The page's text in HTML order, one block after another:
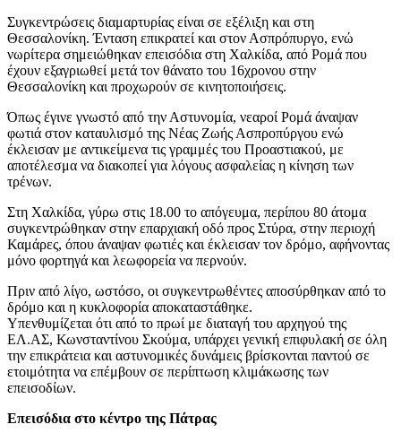
Συγκεντρώσεις διαμαρτυρίας είναι σε εξέλιξη και στη
Θεσσαλονίκη. Ένταση επικρατεί και στον Ασπρόπυργο, ενώ
νωρίτερα σημειώθηκαν επεισόδια στη Χαλκίδα, από Ρομά που
έχουν εξαγριωθεί μετά τον θάνατο του 16χρονου στην
Θεσσαλονίκη και προχωρούν σε κινητοποιήσεις.
Όπως έγινε γνωστό από την Αστυνομία, νεαροί Ρομά άναψαν
φωτιά στον καταυλισμό της Νέας Ζωής Ασπροπύργου ενώ
έκλεισαν με αντικείμενα τις γραμμές του Προαστιακού, με
αποτέλεσμα να διακοπεί για λόγους ασφαλείας η κίνηση των
τρένων.
Στη Χαλκίδα, γύρω στις 18.00 το απόγευμα, περίπου 80 άτομα
συγκεντρώθηκαν στην επαρχιακή οδό προς Στύρα, στην περιοχή
Καμάρες, όπου άναψαν φωτιές και έκλεισαν τον δρόμο, αφήνοντας
μόνο φορτηγά και λεωφορεία να περνούν.
Πριν από λίγο, ωστόσο, οι συγκεντρωθέντες αποσύρθηκαν από το
δρόμο και η κυκλοφορία αποκαταστάθηκε.
Υπενθυμίζεται ότι από το πρωί με διαταγή του αρχηγού της
ΕΛ.ΑΣ, Κωνσταντίνου Σκούμα, υπάρχει γενική επιφυλακή σε όλη
την επικράτεια και αστυνομικές δυνάμεις βρίσκονται παντού σε
ετοιμότητα να επέμβουν σε περίπτωση κλιμάκωσης των
επεισοδίων.
Επεισόδια στο κέντρο της Πάτρας